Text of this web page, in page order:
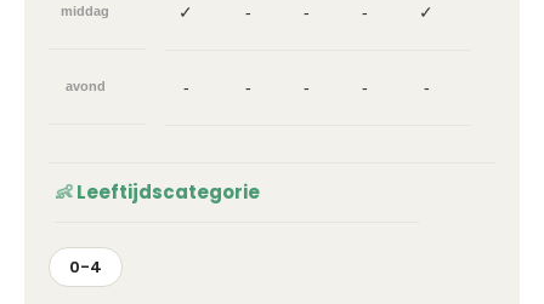
middag ✓ - - - ✓
avond - - - - -
Leeftijdscategorie
0-4